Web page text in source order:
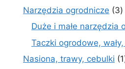
produktów
Narzędzia ogrodnicze 33
Duże i małe narzędzia
Taczki ogrodowe,
Nasiona, trawy, cebulki 1